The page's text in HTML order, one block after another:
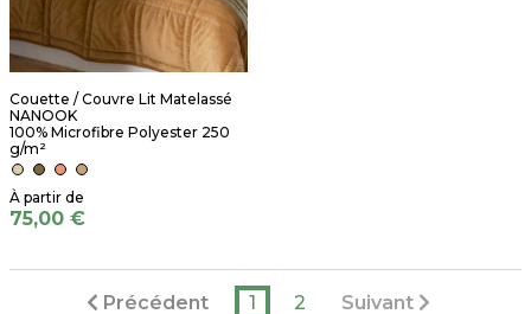
Couette / Couvre Lit Matelassé
NANOOK
100% Microfibre Polyester 250
g/m²
75,00 €
Précédent 1 2 Suivant